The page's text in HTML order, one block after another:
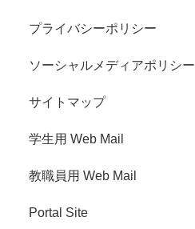
プライバシーポリシー
ソーシャルメディアポリシー
サイトマップ
学生用 Web Mail
教職員用 Web Mail
Portal Site